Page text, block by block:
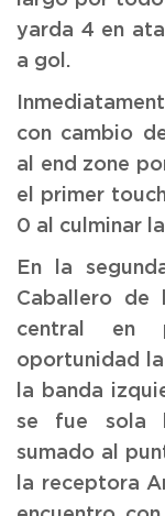
yarda 4 en
a gol.
con cambio
al end zone
el primer
0 al culminar
En la
Caballero de
central en
oportunidad
la banda
se fue sola
sumado al
la receptora